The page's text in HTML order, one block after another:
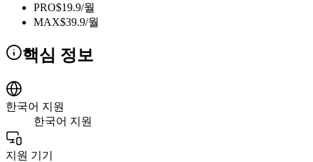
PRO$19.9/월
MAX$39.9/월
핵심 정보
한국어 지원
한국어 지원
지원 기기